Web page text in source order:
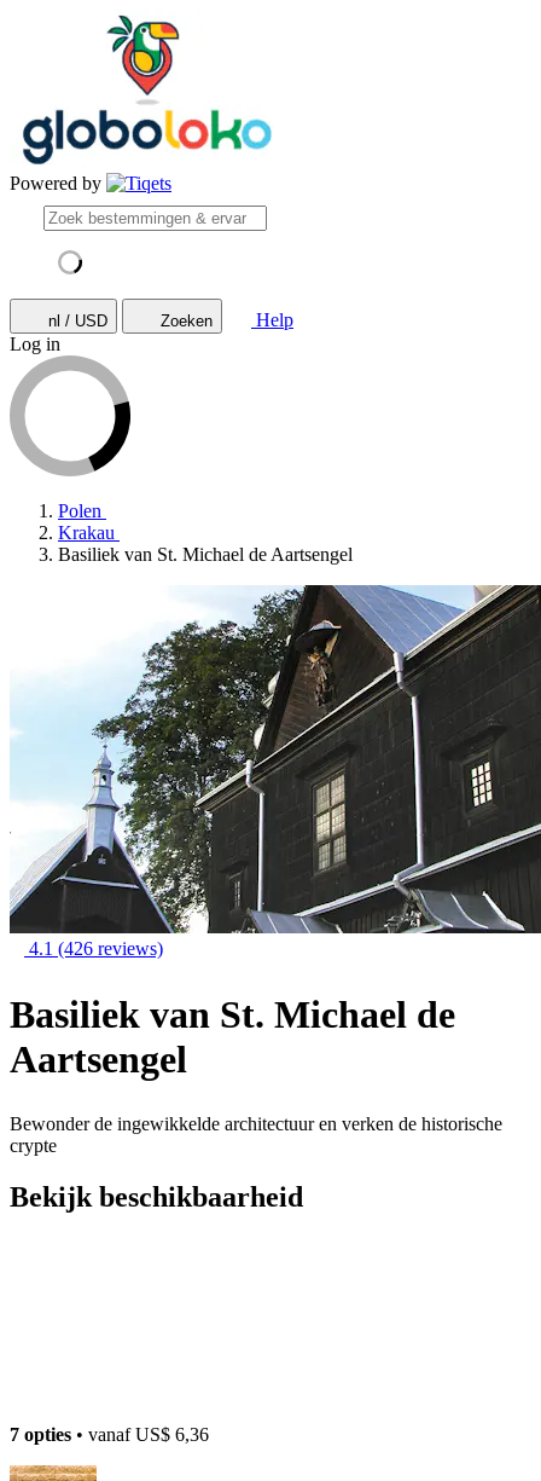
Powered by
nl / USD Zoeken
Help
Log in
Polen
Krakau
Basiliek van St. Michael de Aartsengel
4.1 (426 reviews)
Basiliek van St. Michael de
Aartsengel
Bewonder de ingewikkelde architectuur en verken de historische
crypte
Bekijk beschikbaarheid
7 opties • vanafUS$ 6,36